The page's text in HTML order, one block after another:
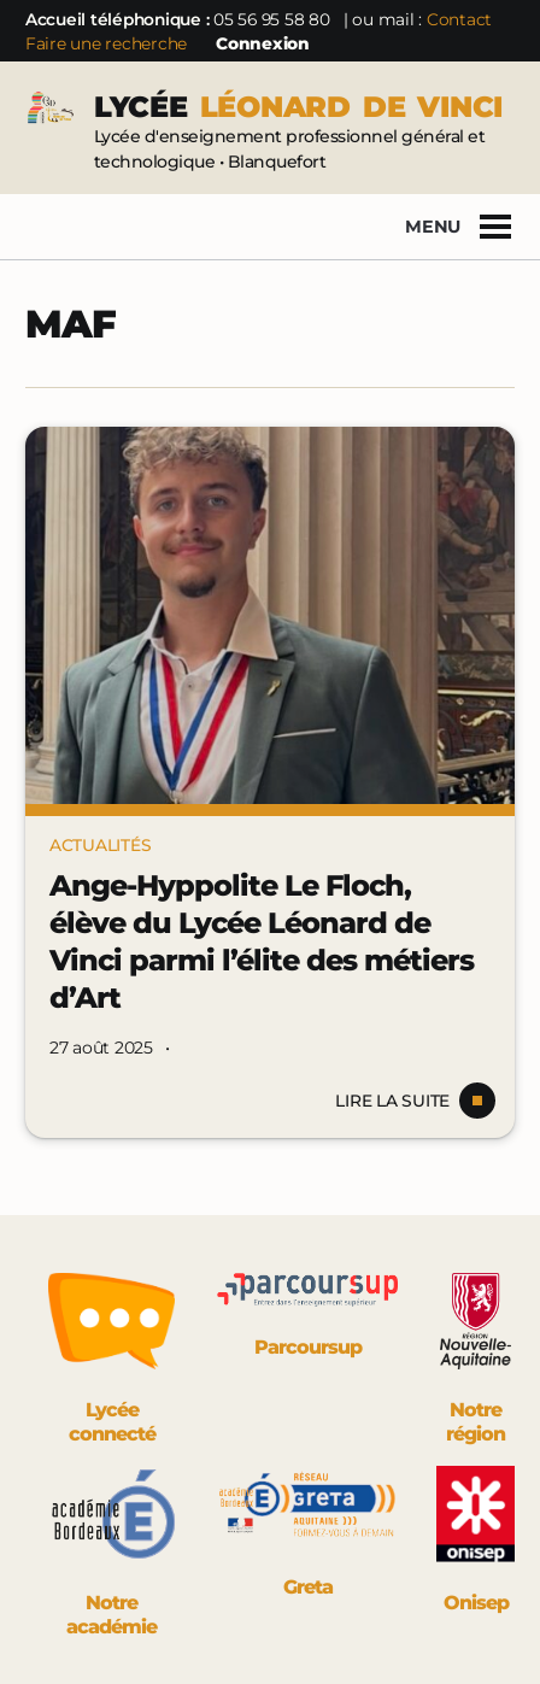
Accueil téléphonique :05 56 95 58 80 | ou mail : Contact
Faire une recherche
Connexion
LYCÉE LÉONARD DE VINCI
Lycée d'enseignement professionnel général et
technologique • Blanquefort
MENU
MAF
ACTUALITÉS
Ange-Hyppolite Le Floch,
élève du Lycée Léonard de
Vinci parmi l’élite des métiers
d’Art
27 août 2025 •
LIRE LA SUITE
Lycée
connecté
Parcoursup
Notre
région
Notre
académie
Greta
Onisep